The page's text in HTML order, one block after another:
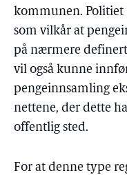
kommunen. Politiet
som vilkår at
på nærmere
vil også kunne
pengeinnsamling
nettene, der dette
offentlig sted.
For at denne type